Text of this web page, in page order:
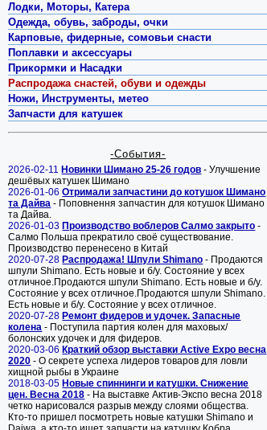
Лодки, Моторы, Катера
Одежда, обувь, заброды, очки
Карповые, фидерные, сомовьи снасти
Поплавки и аксессуары
Прикормки и Насадки
Распродажа снастей, обуви и одежды
Ножи, Инструменты, метео
Запчасти для катушек
-События-
2026-02-11 Новинки Шимано 25-26 годов - Улучшение
дешёвых катушек Шимано
2026-01-06 Отримали запчастини до котушок Шимано
та Дайва - Поповнення запчастин для котушок Шимано
та Дайва.
2026-01-03 Производство воблеров Салмо закрыто -
Салмо Польша прекратило своё существование.
Производство перенесено в Китай
2020-07-28 Распродажа! Шпули Shimano - Продаются
шпули Shimano. Есть новые и б/у. Состояние у всех
отличное.Продаются шпули Shimano. Есть новые и б/у.
Состояние у всех отличное.Продаются шпули Shimano.
Есть новые и б/у. Состояние у всех отличное.
2020-07-28 Ремонт фидеров и удочек. Запасные
колена - Поступила партия колен для маховых/
болонских удочек и для фидеров.
2020-03-06 Краткий обзор выставки Active Expo весна
2020 - О секрете успеха лидеров товаров для ловли
хищной рыбы в Украине
2018-03-05 Новые спиннинги и катушки. Снижение
цен. Весна 2018 - На выставке Актив-Экспо весна 2018
четко нарисовался разрыв между слоями общества.
Кто-то пришел посмотреть новые катушки Shimano и